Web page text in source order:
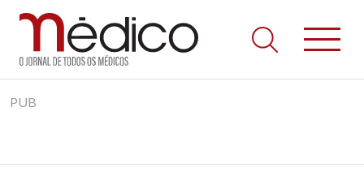
to
Jornal Médico
Médico – O Jornal de Todos os Médicos. Onde as notícias
realmente contam! Tudo o que se passa na Saúde!
PUB